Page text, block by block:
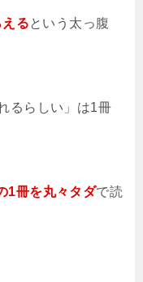
るという太っ腹
るらしい」は1冊
1冊を丸々タダで読